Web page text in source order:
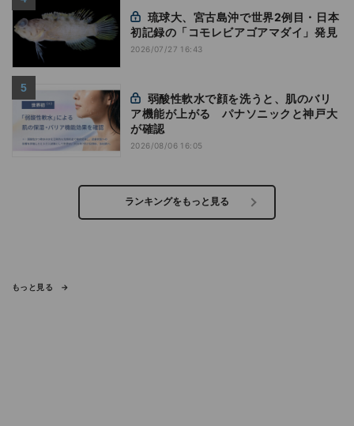
初記録の「コモレビアゴアマダイ」発見
2026/07/27 16:43
ア機能が上がる パナソニックと神戸大
が確認
2026/08/06 16:05
ランキングをもっと見る
もっと見る